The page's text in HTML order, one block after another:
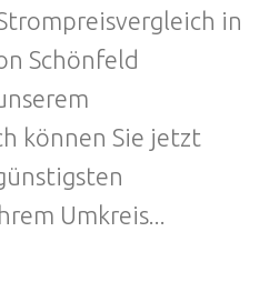
in
Schönfeld
können Sie jetzt
Umkreis...